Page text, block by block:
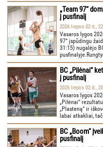
„Team 97“
į pusfinalį
2026 liepos 02 d.,
Vasaros lygos
97“ įspūdingu
31:15) nugalėjo
BC „Pilėnai“
į pusfinalį
2026 liepos 02 d.,
Vasaros lygos
„Pilėnai“
„Plasteną“ ir
labai atkakliai,
BC „Boom“
pusfinalį